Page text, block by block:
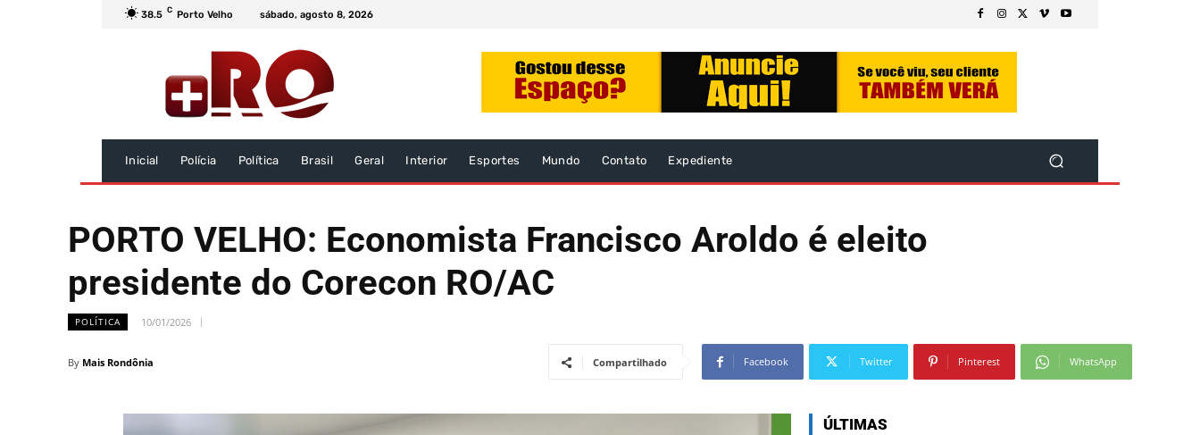
38.5 C Porto Velho sábado, agosto 8, 2026
Inicial Polícia Política Brasil Geral Interior Esportes Mundo Contato Expediente
PORTO VELHO: Economista Francisco Aroldo é eleito
presidente do Corecon RO/AC
POLÍTICA 10/01/2026
By Mais Rondônia Compartilhado Facebook Twitter Pinterest WhatsApp
ÚLTIMAS